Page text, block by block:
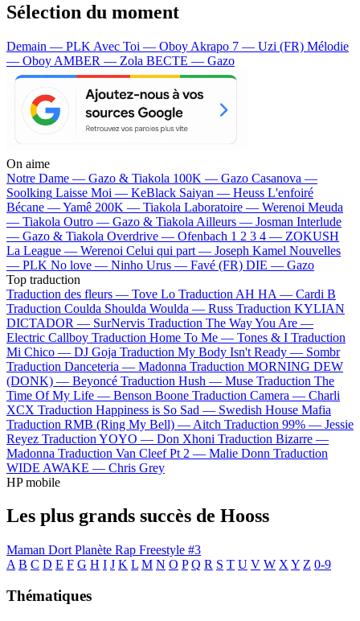
Sélection du moment
Demain — PLK Avec Toi — Oboy Akrapo 7 — Uzi (FR) Mélodie
— Oboy AMBER — Zola BECTE — Gazo
On aime
Notre Dame — Gazo & Tiakola 100K — Gazo Casanova —
Soolking Laisse Moi — KeBlack Saiyan — Heuss L'enfoiré
Bécane —Yamê 200K — Tiakola Laboratoire — Werenoi Meuda
— Tiakola Outro — Gazo & Tiakola Ailleurs — Josman Interlude
— Gazo & Tiakola Overdrive — Ofenbach 1 2 3 4 — ZOKUSH
La League — Werenoi Celui qui part — Joseph Kamel Nouvelles
— PLK No love — Ninho Urus — Favé (FR) DIE — Gazo
Top traduction
Traduction des fleurs — Tove Lo Traduction AH HA — Cardi B
Traduction Coulda Shoulda Woulda — Russ Traduction KYLIAN
DICTADOR — SurNervis Traduction The Way You Are —
Electric Callboy Traduction Home To Me — Tones & I Traduction
Mi Chico — DJ Goja Traduction My Body Isn't Ready — Sombr
Traduction Danceteria — Madonna Traduction MORNING DEW
(DONK) — Beyoncé Traduction Hush — Muse Traduction The
Time Of My Life — Benson Boone Traduction Camera — Charli
XCX Traduction Happiness is So Sad — Swedish House Mafia
Traduction RMB (Ring My Bell) — Aitch Traduction 99% — Jessie
Reyez Traduction YOYO — Don Xhoni Traduction Bizarre —
Madonna Traduction Van Cleef Pt 2 — Malie Donn Traduction
WIDE AWAKE — Chris Grey
HP mobile
Les plus grands succès de Hooss
Maman Dort Planète Rap Freestyle #3
A B C D E F G H I J K L M N O P Q R S T U V W X Y Z 0-9
Thématiques